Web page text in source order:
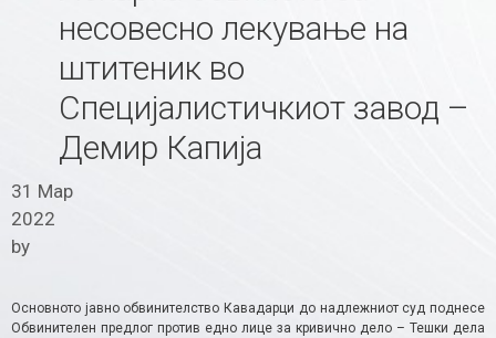
несовесно лекување на
штитеник во
Специјалистичкиот завод –
Демир Капија
31 Мар
2022
by
Основното јавно обвинителство Кавадарци до надлежниот суд поднесе
Обвинителен предлог против едно лице за кривично дело – Тешки дела